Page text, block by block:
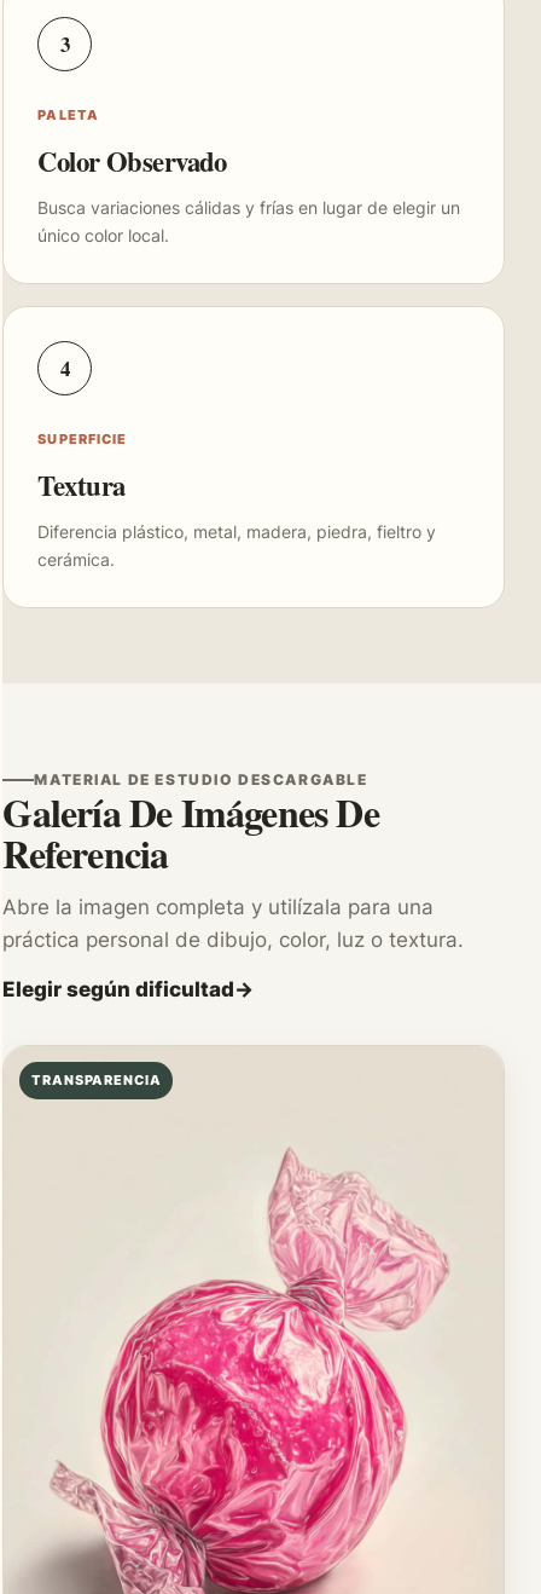
3
PALETA
Color Observado
Busca variaciones cálidas y frías en lugar de elegir un
único color local.
4
SUPERFICIE
Textura
Diferencia plástico, metal, madera, piedra, fieltro y
cerámica.
MATERIAL DE ESTUDIO DESCARGABLE
Galería De Imágenes De
Referencia
Abre la imagen completa y utilízala para una
práctica personal de dibujo, color, luz o textura.
Elegir según dificultad
TRANSPARENCIA